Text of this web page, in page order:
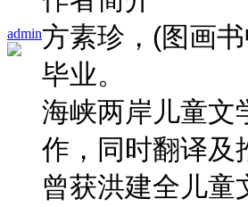
admin方素珍，(图画
毕业。
海峡两岸儿童文
作，同时翻译及
曾获洪建全儿童